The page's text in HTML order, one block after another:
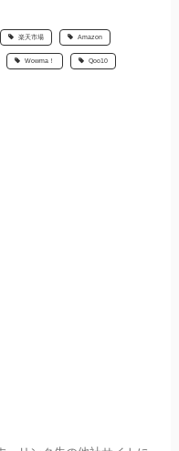
楽天市場 Amazon
Wowma！ Qoo10